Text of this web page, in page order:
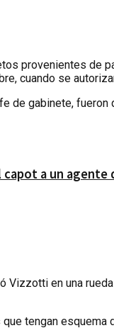
provenientes
cuando se
de gabinete,
a un agente
en una
tengan